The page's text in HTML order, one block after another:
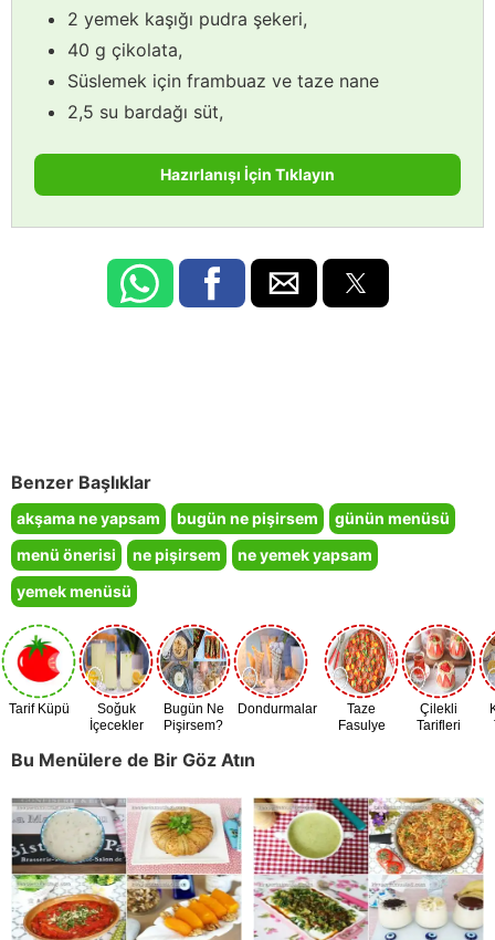
2 yemek kaşığı pudra şekeri,
40 g çikolata,
Süslemek için frambuaz ve taze nane
2,5 su bardağı süt,
Hazırlanışı İçin Tıklayın
Benzer Başlıklar
akşama ne yapsam bugün ne pişirsem
günün menüsü
menü önerisi
ne pişirsem
ne yemek yapsam
yemek menüsü
Tarif Küpü
Soğuk
İçecekler
Bugün Ne
Pişirsem?
Dondurmalar
Taze
Fasulye
Çilekli
Tarifleri
Bu Menülere de Bir Göz Atın